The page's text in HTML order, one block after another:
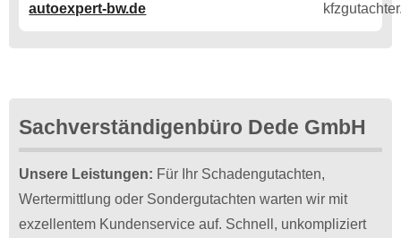
autoexpert-bw.de
Sachverständigenbüro Dede GmbH
Unsere Leistungen: Für Ihr Schadengutachten,
Wertermittlung oder Sondergutachten warten wir mit
exzellentem Kundenservice auf. Schnell, unkompliziert